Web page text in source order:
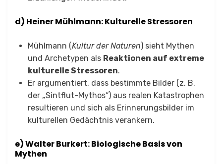
d) Heiner Mühlmann: Kulturelle Stressoren
Mühlmann (Kultur der Naturen) sieht Mythen
und Archetypen als Reaktionen auf extreme
kulturelle Stressoren.
Er argumentiert, dass bestimmte Bilder (z. B.
der „Sintflut-Mythos“) aus realen Katastrophen
resultieren und sich als Erinnerungsbilder im
kulturellen Gedächtnis verankern.
e) Walter Burkert: Biologische Basis von
Mythen